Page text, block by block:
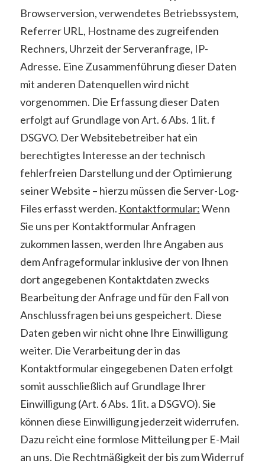
Browserversion, verwendetes Betriebssystem,
Referrer URL, Hostname des zugreifenden
Rechners, Uhrzeit der Serveranfrage, IP-
Adresse. Eine Zusammenführung dieser Daten
mit anderen Datenquellen wird nicht
vorgenommen. Die Erfassung dieser Daten
erfolgt auf Grundlage von Art. 6 Abs. 1 lit. f
DSGVO. Der Websitebetreiber hat ein
berechtigtes Interesse an der technisch
fehlerfreien Darstellung und der Optimierung
seiner Website – hierzu müssen die Server-Log-
Files erfasst werden. Kontaktformular:Wenn
Sie uns per Kontaktformular Anfragen
zukommen lassen, werden Ihre Angaben aus
dem Anfrageformular inklusive der von Ihnen
dort angegebenen Kontaktdaten zwecks
Bearbeitung der Anfrage und für den Fall von
Anschlussfragen bei uns gespeichert. Diese
Daten geben wir nicht ohne Ihre Einwilligung
weiter. Die Verarbeitung der in das
Kontaktformular eingegebenen Daten erfolgt
somit ausschließlich auf Grundlage Ihrer
Einwilligung (Art. 6 Abs. 1 lit. a DSGVO). Sie
können diese Einwilligung jederzeit widerrufen.
Dazu reicht eine formlose Mitteilung per E-Mail
an uns. Die Rechtmäßigkeit der bis zum Widerruf